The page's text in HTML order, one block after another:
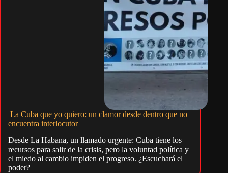
La Cuba que yo quiero: un clamor desde dentro que no
encuentra interlocutor
Desde La Habana, un llamado urgente: Cuba tiene los
recursos para salir de la crisis, pero la voluntad política y
el miedo al cambio impiden el progreso. ¿Escuchará el
poder?